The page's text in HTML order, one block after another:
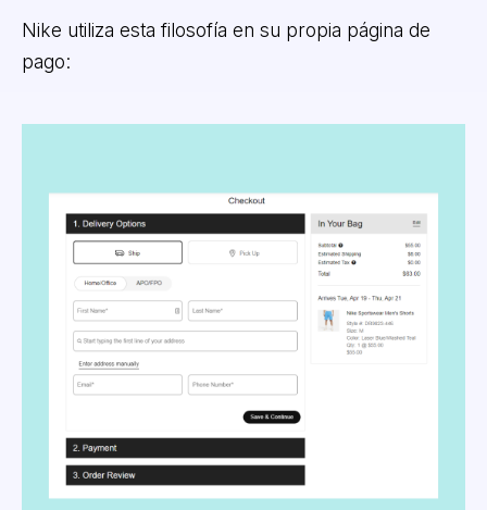
Nike utiliza esta filosofía en su propia página de
pago: